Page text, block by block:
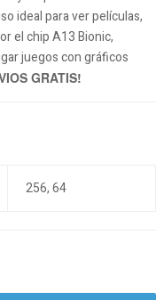
ideal para ver películas,
el chip A13 Bionic,
juegos con gráficos
GRATIS!
256, 64